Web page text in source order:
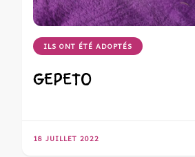
ILS ONT ÉTÉ ADOPTÉS
GEPETO
18 JUILLET 2022